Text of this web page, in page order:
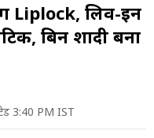
Liplock, लिव-इन
बिन शादी बना
3:40 PM IST